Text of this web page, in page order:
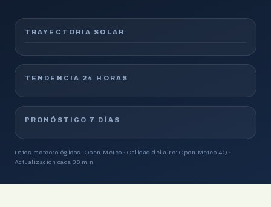
TRAYECTORIA SOLAR
TENDENCIA 24 HORAS
PRONÓSTICO 7 DÍAS
Datos meteorológicos: Open-Meteo · Calidad del aire: Open-Meteo AQ ·
Actualización cada 30 min